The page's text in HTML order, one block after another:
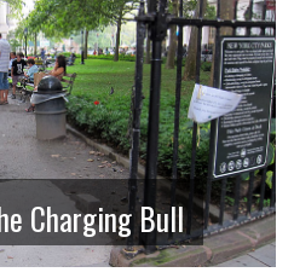
Charging Bull